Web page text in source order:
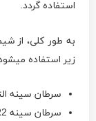
استفاده گردد.
به طور کلی، از
زیر استفاده
سرطان سینه
سرطان سینه HER2 مثبت